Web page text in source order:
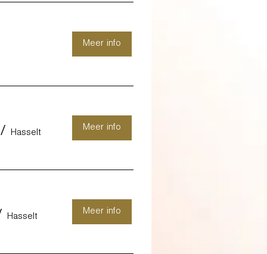
Meer info
/ Hasselt
Meer info
Hasselt
Meer info